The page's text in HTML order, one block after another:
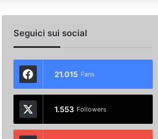
Seguici sui social
21.015 Fans
1.553 Followers